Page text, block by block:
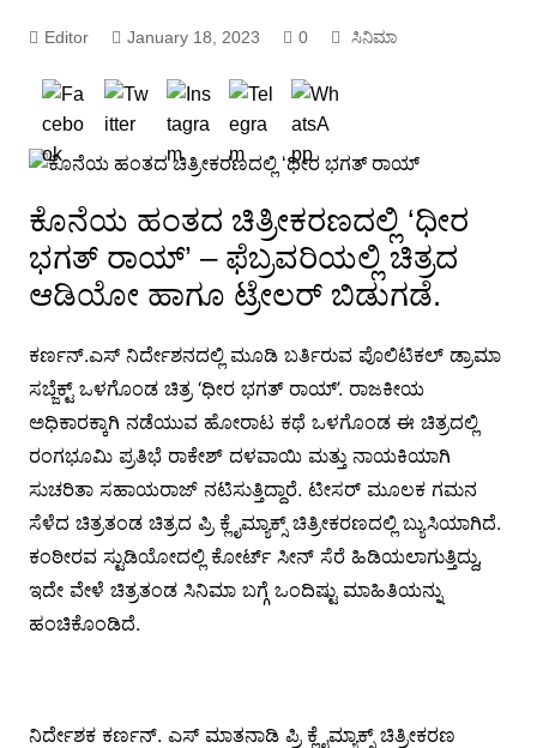
Editor January 18, 2023 0 ಸಿನಿಮಾ
ಕೊನೆಯ ಹಂತದ ಚಿತ್ರೀಕರಣದಲ್ಲಿ ‘ಧೀರ
ಭಗತ್ ರಾಯ್’ – ಫೆಬ್ರವರಿಯಲ್ಲಿ ಚಿತ್ರದ
ಆಡಿಯೋ ಹಾಗೂ ಟ್ರೇಲರ್ ಬಿಡುಗಡೆ.
ಕರ್ಣನ್.ಎಸ್ ನಿರ್ದೇಶನದಲ್ಲಿ ಮೂಡಿ ಬರ್ತಿರುವ ಪೊಲಿಟಿಕಲ್ ಡ್ರಾಮಾ
ಸಬ್ಜೆಕ್ಟ್ ಒಳಗೊಂಡ ಚಿತ್ರ ‘ಧೀರ ಭಗತ್ ರಾಯ್’. ರಾಜಕೀಯ
ಅಧಿಕಾರಕ್ಕಾಗಿ ನಡೆಯುವ ಹೋರಾಟ ಕಥೆ ಒಳಗೊಂಡ ಈ ಚಿತ್ರದಲ್ಲಿ
ರಂಗಭೂಮಿ ಪ್ರತಿಭೆ ರಾಕೇಶ್ ದಳವಾಯಿ ಮತ್ತು ನಾಯಕಿಯಾಗಿ
ಸುಚರಿತಾ ಸಹಾಯರಾಜ್ ನಟಿಸುತ್ತಿದ್ದಾರೆ. ಟೀಸರ್ ಮೂಲಕ ಗಮನ
ಸೆಳೆದ ಚಿತ್ರತಂಡ ಚಿತ್ರದ ಪ್ರಿ ಕ್ಲೈಮ್ಯಾಕ್ಸ್ ಚಿತ್ರೀಕರಣದಲ್ಲಿ ಬ್ಯುಸಿಯಾಗಿದೆ.
ಕಂಠೀರವ ಸ್ಟುಡಿಯೋದಲ್ಲಿ ಕೋರ್ಟ್ ಸೀನ್ ಸೆರೆ ಹಿಡಿಯಲಾಗುತ್ತಿದ್ದು,
ಇದೇ ವೇಳೆ ಚಿತ್ರತಂಡ ಸಿನಿಮಾ ಬಗ್ಗೆ ಒಂದಿಷ್ಟು ಮಾಹಿತಿಯನ್ನು
ಹಂಚಿಕೊಂಡಿದೆ.
ನಿರ್ದೇಶಕ ಕರ್ಣನ್. ಎಸ್ ಮಾತನಾಡಿ ಪ್ರಿ ಕ್ಲೈಮ್ಯಾಕ್ಸ್ ಚಿತ್ರೀಕರಣ